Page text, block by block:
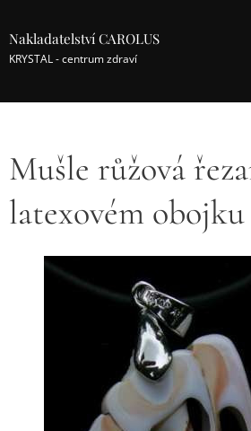
Nakladatelství CAROLUS
KRYSTAL - centrum zdraví
Mušle růžová
latexovém obojku